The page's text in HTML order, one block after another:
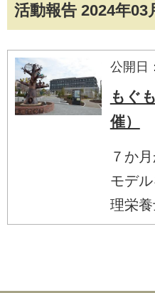
活動報告 2024年03
公開日
もぐ
催）
７か
モデ
理栄養